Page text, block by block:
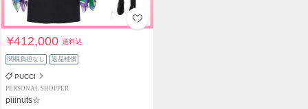
¥412,000送料込
関税負担なし 返品補償
PUCCI
PERSONAL SHOPPER
piiinuts☆